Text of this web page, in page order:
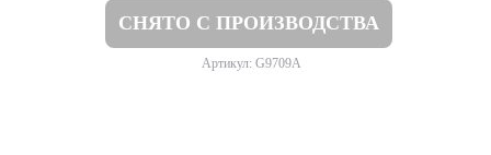
СНЯТО С ПРОИЗВОДСТВА
Артикул: G9709A